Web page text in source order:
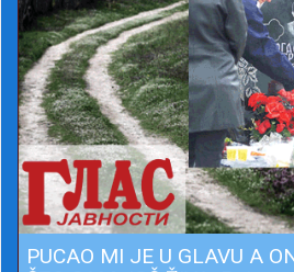
PUCAO MI JE U GLAVU A